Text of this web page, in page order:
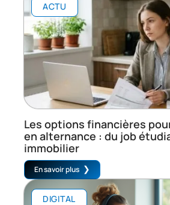
ACTU
Les options financières
en alternance : du job
immobilier
En savoir plus
DIGITAL